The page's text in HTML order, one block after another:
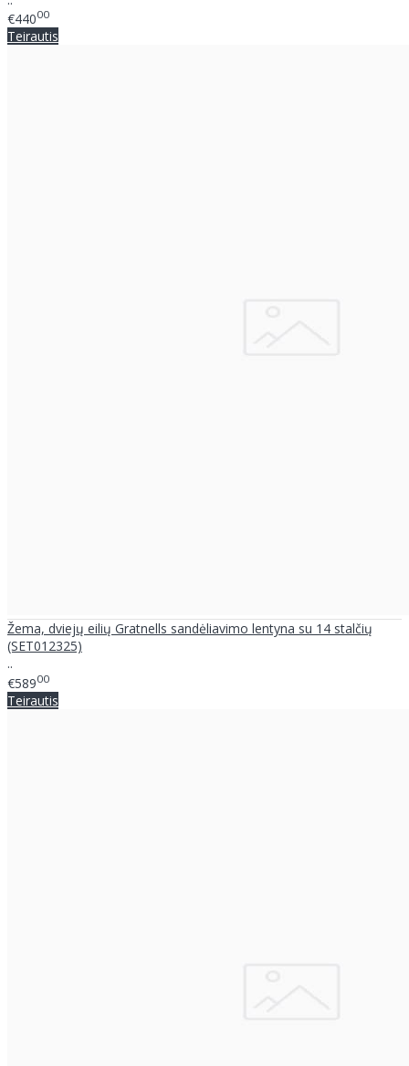
€44000
Teirautis
Žema, dviejų eilių Gratnells sandėliavimo lentyna su 14 stalčių
(SET012325)
..
€58900
Teirautis